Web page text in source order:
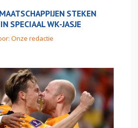
STEKEN
SPECIAAL WK-JASJE
Onze redactie